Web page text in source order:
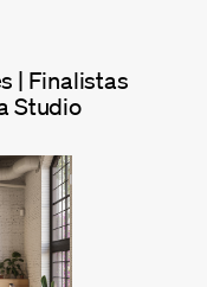
| Finalistas
Studio